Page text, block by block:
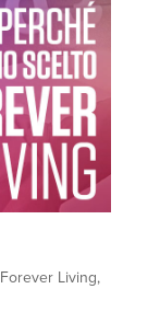
Forever Living,